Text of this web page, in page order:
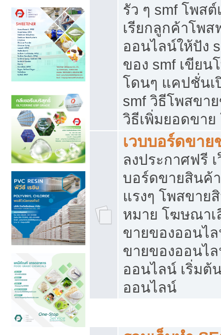
รัว ๆ smf โพส
เรียกลูกค้าโพส
ออนไลน์ให้ปัง
ของ smf เขียน
โดนๆ แคปชั่นเ
smf วิธีโพสขา
วิธีเพิ่มยอดขาย
เวบบอร์ดขา
ลงประกาศฟรี
บอร์ดขายสินค้
แรงๆ โพสขาย
หมาย โฆษณาเ
ขายของออนไ
ขายของออนไ
ออนไลน์ เริ่มต้
ออนไลน์